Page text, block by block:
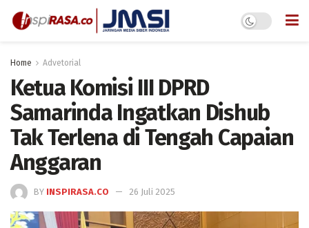
Home Advetorial
Ketua Komisi III DPRD
Samarinda Ingatkan Dishub
Tak Terlena di Tengah Capaian
Anggaran
BY INSPIRASA.CO 26 Juli 2025